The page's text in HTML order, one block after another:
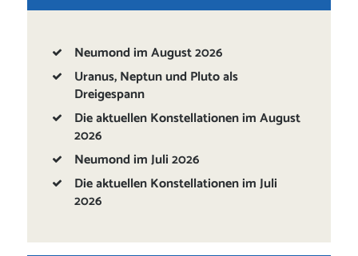
Neumond im August 2026
Uranus, Neptun und Pluto als
Dreigespann
Die aktuellen Konstellationen im August
2026
Neumond im Juli 2026
Die aktuellen Konstellationen im Juli
2026